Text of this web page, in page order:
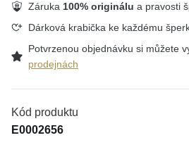
Záruka 100% originálu a pravosti
Dárková krabička ke každému
Potvrzenou objednávku si můžete
prodejnách
Kód produktu
E0002656